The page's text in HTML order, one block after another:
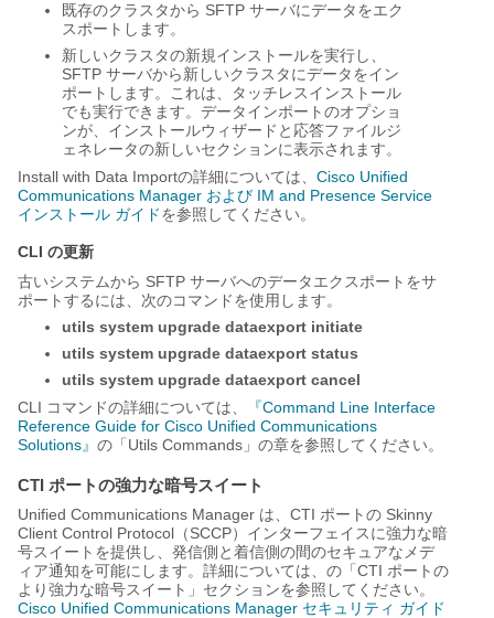
既存のクラスタから SFTP サーバにデータをエク
スポートします。
新しいクラスタの新規インストールを実行し、
SFTP サーバから新しいクラスタにデータをイン
ポートします。これは、タッチレスインストール
でも実行できます。データインポートのオプショ
ンが、インストールウィザードと応答ファイルジ
ェネレータの新しいセクションに表示されます。
Install with Data Importの詳細については、 Cisco Unified
Communications Manager および IM and Presence Service
インストール ガイドを参照してください。
CLI の更新
古いシステムから SFTP サーバへのデータエクスポートをサ
ポートするには、次のコマンドを使用します。
utils system upgrade dataexport initiate
utils system upgrade dataexport status
utils system upgrade dataexport cancel
CLI コマンドの詳細については、
『Command Line Interface
Reference Guide for Cisco Unified Communications
Solutions』 の「Utils Commands」の章を参照してください。
CTI ポートの強力な暗号スイート
Unified Communications Manager は、CTI ポートの Skinny
Client Control Protocol（SCCP）インターフェイスに強力な暗
号スイートを提供し、発信側と着信側の間のセキュアなメデ
ィア通知を可能にします。詳細については、の「CTI ポートの
より強力な暗号スイート」セクションを参照してください。
Cisco Unified Communications Manager セキュリティ ガイド